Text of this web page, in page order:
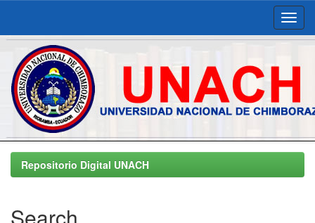
Skip
navigationRepositorio Digital UNACH